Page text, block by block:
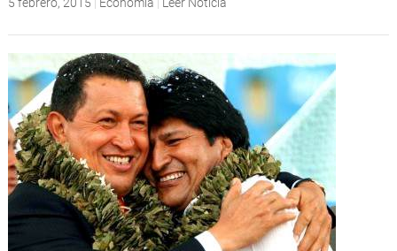
5 febrero, 2015 Economia Leer Noticia